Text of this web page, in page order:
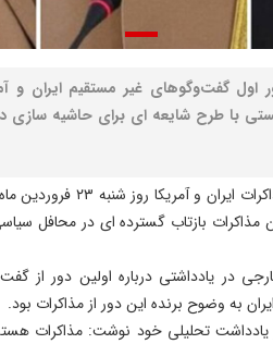
اول گفت‌وگوهای غیر مستقیم ایران و
با طرح شایعه ای برای حاشیه سازی
به گزارش نصر، دور اول
مذاکرات بازتاب گسترده ای در محافل
در یادداشتی درباره اولین دور از
به وضوح برنده این دور از مذاکرات بود.
یادداشت تحلیلی خود نوشت: مذاکرات